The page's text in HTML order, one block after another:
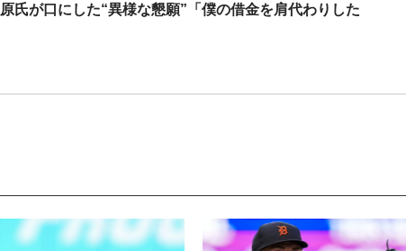
氏が口にした“異様な懇願”「僕の借金を肩代わりした